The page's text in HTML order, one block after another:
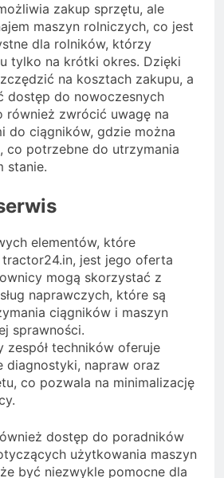
zakup sprzętu, ale
maszyn rolniczych, co jest
dla rolników, którzy
tylko na krótki okres. Dzięki
na kosztach zakupu, a
dostęp do nowoczesnych
również zwrócić uwagę na
do ciągników, gdzie można
co potrzebne do utrzymania
stanie.
elementów, które
jest jego oferta
mogą skorzystać z
naprawczych, które są
ciągników i maszyn
sprawności.
zespół techników oferuje
diagnostyki, napraw oraz
co pozwala na minimalizację
dostęp do poradników
użytkowania maszyn
być niezwykle pomocne dla